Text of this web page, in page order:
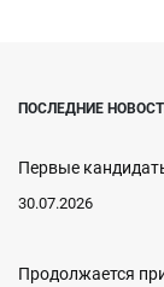
ПОСЛЕДНИЕ
Первые
30.07.2026
Продолжается